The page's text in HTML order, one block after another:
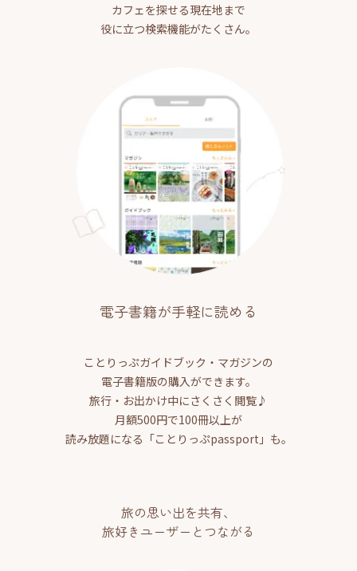
カフェを探せる現在地まで
役に立つ検索機能がたくさん。
電子書籍が手軽に読める
ことりっぷガイドブック・マガジンの
電子書籍版の購入ができます。
旅行・お出かけ中にさくさく閲覧♪
月額500円で100冊以上が
読み放題になる「ことりっぷpassport」も。
旅の思い出を共有、
旅好きユーザーとつながる